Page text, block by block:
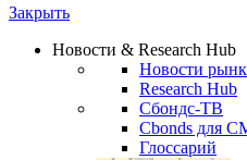
Watchlist
Сбондс Люди
Новости & Research Hub
Новости рынка